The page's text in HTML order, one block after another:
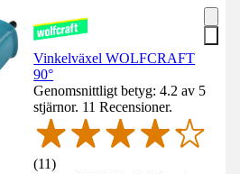
Vinkelväxel WOLFCRAFT
90°
Genomsnittligt betyg: 4.2 av 5
stjärnor. 11 Recensioner.
(11)